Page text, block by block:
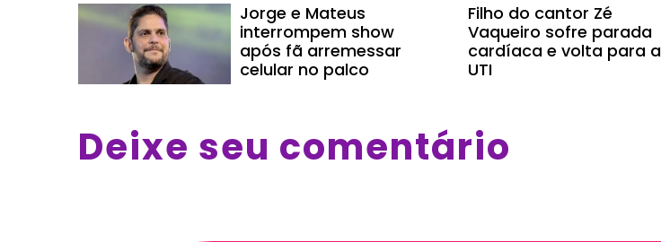
Jorge e Mateus
interrompem show
após fã arremessar
celular no palco
Filho do cantor Zé
Vaqueiro sofre parada
cardíaca e volta para a
UTI
Deixe seu comentário